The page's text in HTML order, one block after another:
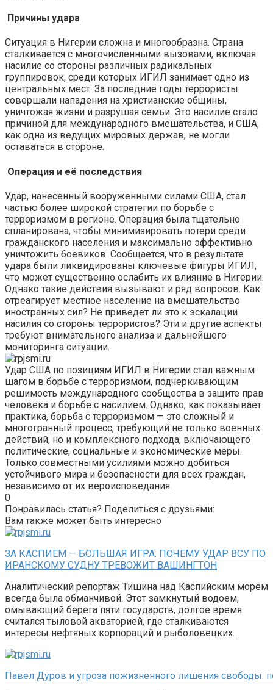
Причины удара
Ситуация в Нигерии сложна и многообразна. Страна
сталкивается с многочисленными вызовами, включая
насилие со стороны различных радикальных
группировок, среди которых ИГИЛ занимает одно из
центральных мест. За последние годы террористы
совершали нападения на христианские общины,
уничтожая жизни и разрушая семьи. Это насилие стало
причиной для международного вмешательства, и США,
как одна из ведущих мировых держав, не могли
оставаться в стороне.
Операция и её последствия
Удар, нанесенный вооруженными силами США, стал
частью более широкой стратегии по борьбе с
терроризмом в регионе. Операция была тщательно
спланирована, чтобы минимизировать потери среди
гражданского населения и максимально эффективно
уничтожить боевиков. Сообщается, что в результате
удара были ликвидированы ключевые фигуры ИГИЛ,
что может существенно ослабить их влияние в Нигерии.
Однако такие действия вызывают и ряд вопросов. Как
отреагирует местное население на вмешательство
иностранных сил? Не приведет ли это к эскалации
насилия со стороны террористов? Эти и другие аспекты
требуют внимательного анализа и дальнейшего
мониторинга ситуации.
Удар США по позициям ИГИЛ в Нигерии стал важным
шагом в борьбе с терроризмом, подчеркивающим
решимость международного сообщества в защите прав
человека и борьбе с насилием. Однако, как показывает
практика, борьба с терроризмом — это сложный и
многогранный процесс, требующий не только военных
действий, но и комплексного подхода, включающего
политические, социальные и экономические меры.
Только совместными усилиями можно добиться
устойчивого мира и безопасности для всех граждан,
независимо от их вероисповедания.
0
Понравилась статья? Поделиться с друзьями:
Вам также может быть интересно
ЗА КАСПИЕМ — БОЛЬШАЯ ИГРА: ПОЧЕМУ УДАР ВСУ ПО
ИРАНСКОМУ СУДНУ ТРЕВОЖИТ ВАШИНГТОН
Аналитический репортаж Тишина над Каспийским морем
всегда была обманчивой. Этот замкнутый водоем,
омывающий берега пяти государств, долгое время
считался тыловой акваторией, где сталкиваются
интересы нефтяных корпораций и рыболовецких…
Павел Дуров и угроза пожизненного лишения свободы: